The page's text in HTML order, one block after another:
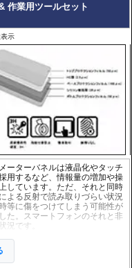
作業用ツールセット
示
ーターバネルは液晶化やタッチ
用するなど、情報量の増加や操
しています。ただ、それと同時
よる反射で読み取りづらい状況
等に傷をつけてしまう可能性が
た。スマートフォンのそれと非
況です。
ーパネルプロテクションフィル
傷や汚れからメーターパネルを
。